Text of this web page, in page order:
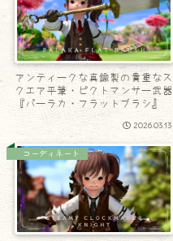
アンティークな真鍮製の貴重なス
クエア平筆・ピクトマンサー武器
『パーラカ・フラットブラシ』
2026.03.13
コーディネート